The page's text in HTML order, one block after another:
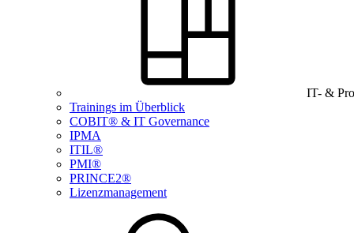
IT- &
Trainings im Überblick
COBIT® & IT Governance
IPMA
ITIL®
PMI®
PRINCE2®
Lizenzmanagement